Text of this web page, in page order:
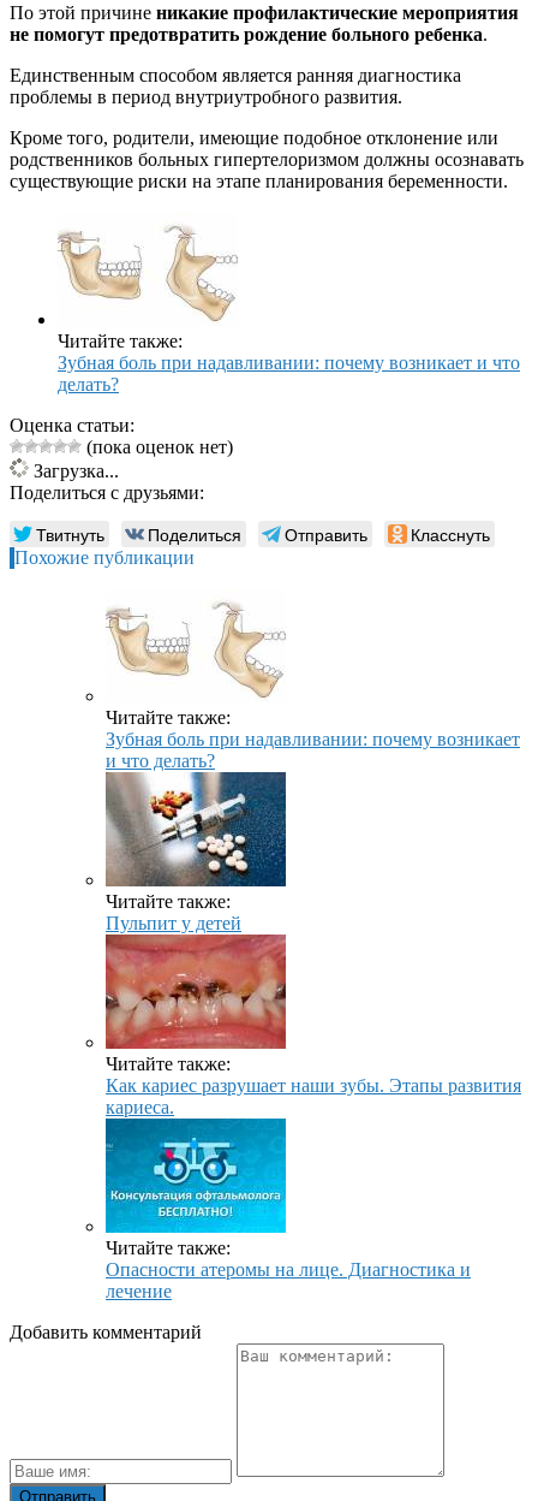
По этой причине никакие профилактические мероприятия
не помогут предотвратить рождение больного ребенка.
Единственным способом является ранняя диагностика
проблемы в период внутриутробного развития.
Кроме того, родители, имеющие подобное отклонение или
родственников больных гипертелоризмом должны осознавать
существующие риски на этапе планирования беременности.
Читайте также:
Зубная боль при надавливании: почему возникает и что
делать?
Оценка статьи:
(пока оценок нет)
Загрузка...
Поделиться с друзьями:
Твитнуть Поделиться Отправить Класснуть
Похожие публикации
Читайте также:
Зубная боль при надавливании: почему возникает
и что делать?
Читайте также:
Пульпит у детей
Читайте также:
Как кариес разрушает наши зубы. Этапы развития
кариеса.
Читайте также:
Опасности атеромы на лице. Диагностика и
лечение
Добавить комментарий